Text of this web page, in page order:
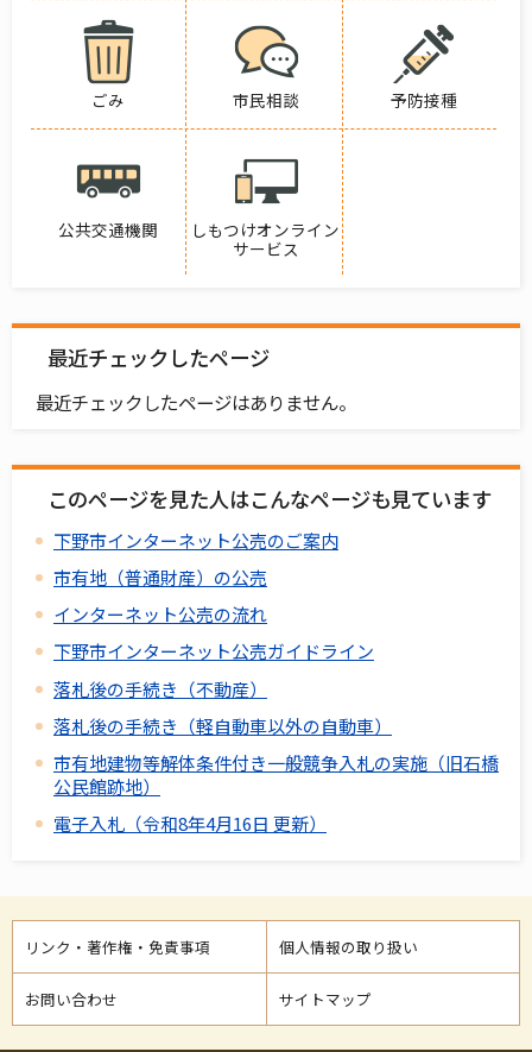
ごみ 市民相談 予防接種
公共交通機関
しもつけオンライン
サービス
最近チェックしたページ
最近チェックしたページはありません。
このページを見た人はこんなページも見ています
下野市インターネット公売のご案内
市有地（普通財産）の公売
インターネット公売の流れ
下野市インターネット公売ガイドライン
落札後の手続き（不動産）
落札後の手続き（軽自動車以外の自動車）
市有地建物等解体条件付き一般競争入札の実施（旧石橋
公民館跡地）
電子入札（令和8年4月16日 更新）
リンク・著作権・免責事項 個人情報の取り扱い
お問い合わせ サイトマップ